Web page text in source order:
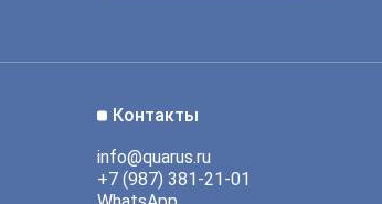
Контакты
info@quarus.ru
+7 (987) 381-21-01